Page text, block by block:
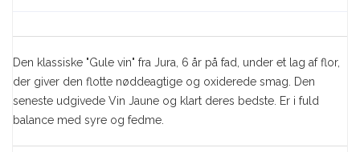
Den klassiske "Gule vin" fra Jura, 6 år på fad, under et lag af flor,
der giver den flotte nøddeagtige og oxiderede smag. Den
seneste udgivede Vin Jaune og klart deres bedste. Er i fuld
balance med syre og fedme.